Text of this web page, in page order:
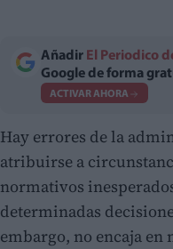
Añadir El Periodico
Google de forma
ACTIVAR AHORA
Hay errores de la
atribuirse a
normativos
determinadas
embargo, no encaja en